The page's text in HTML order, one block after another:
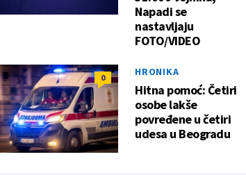
Napadi se
nastavljaju
FOTO/VIDEO
0 HRONIKA
Hitna pomoć: Četiri
osobe lakše
povređene u četiri
udesa u Beogradu